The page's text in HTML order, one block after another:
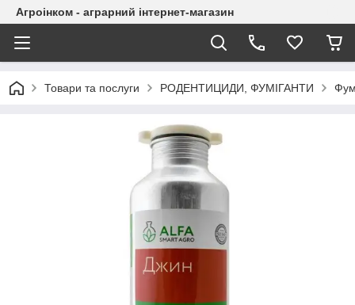
Агроінком - аграрний інтернет-магазин
Товари та послуги РОДЕНТИЦИДИ, ФУМІГАНТИ